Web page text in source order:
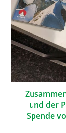
und der
Spende